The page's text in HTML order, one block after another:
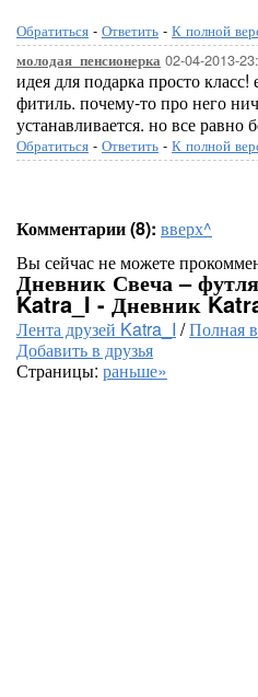
Обратиться - Ответить - К полной
молодая_пенсионерка 02-04-2013-
идея для подарка просто
фитиль. почему-то про него
устанавливается. но все равно
Обратиться - Ответить - К полной
Комментарии (8): вверх^
Вы сейчас не можете
Дневник Свеча –
Katra_I - Дневник
Лента друзей Katra_I /Полная
Добавить в друзья
Страницы: раньше»